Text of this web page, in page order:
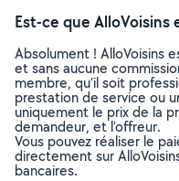
Est-ce que AlloVoisins
Absolument ! AlloVoisins
et sans aucune
membre, qu’il soit
prestation de service ou
uniquement le prix de la
demandeur, et l’offreur.
Vous pouvez réaliser le
directement sur
bancaires.